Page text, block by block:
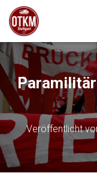
Veröffentlicht